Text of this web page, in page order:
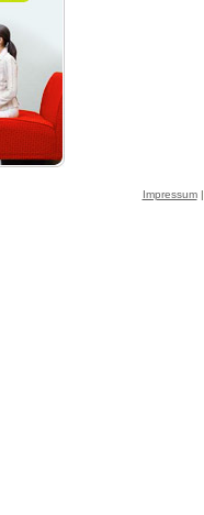
Impressum|